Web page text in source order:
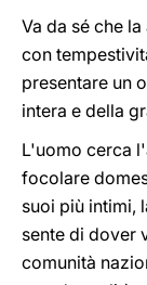
Va da sé che
con
presentare un
intera e della
L'uomo cerca
focolare
suoi più intimi,
sente di dover
comunità